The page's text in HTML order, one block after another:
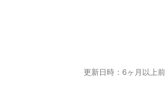
更新日時：6ヶ月以上前